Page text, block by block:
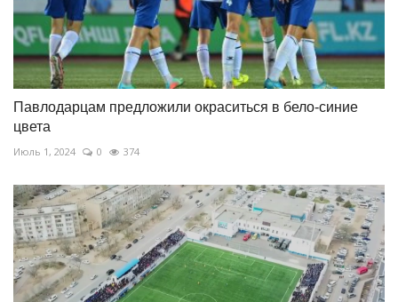
Павлодарцам предложили окраситься в бело-синие
цвета
Июль 1, 2024 0 374